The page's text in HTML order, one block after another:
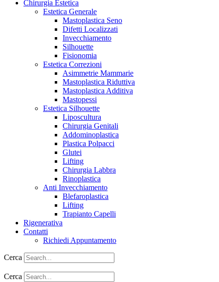
Chirurgia Estetica
Estetica Generale
Mastoplastica Seno
Difetti Localizzati
Invecchiamento
Silhouette
Fisionomia
Estetica Correzioni
Asimmetrie Mammarie
Mastoplastica Riduttiva
Mastoplastica Additiva
Mastopessi
Estetica Silhouette
Liposcultura
Chirurgia Genitali
Addominoplastica
Plastica Polpacci
Glutei
Lifting
Chirurgia Labbra
Rinoplastica
Anti Invecchiamento
Blefaroplastica
Lifting
Trapianto Capelli
Rigenerativa
Contatti
Richiedi Appuntamento
Cerca
Cerca